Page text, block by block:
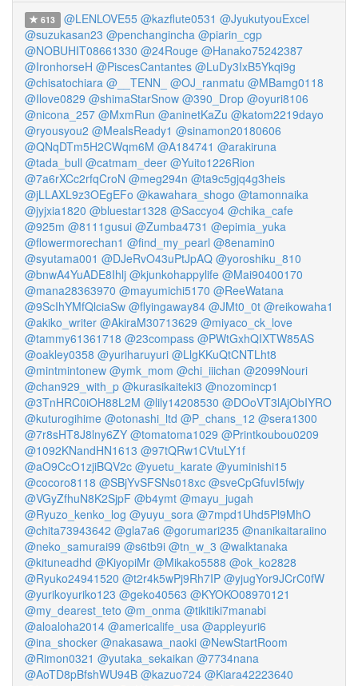
613 @LENLOVE55 @kazflute0531 @JyukutyouExcel
@suzukasan23 @penchangincha @piarin_cgp
@NOBUHIT08661330 @24Rouge @Hanako75242387
@IronhorseH @PiscesCantantes @LuDy3IxB5Ykqi9g
@chisatochiara @__TENN_ @OJ_ranmatu @MBamg0118
@Ilove0829 @shimaStarSnow @390_Drop @oyuri8106
@nicona_257 @MxmRun @aninetKaZu @katom2219dayo
@ryousyou2 @MealsReady1 @sinamon20180606
@QNqDTm5H2CWqm6M @A184741 @arakiruna
@tada_bull @catmam_deer @Yuito1226Rion
@7a6rXCc2rfqCroN @meg294n @ta9c5gjq4g3heis
@jLLAXL9z3OEgEFo @kawahara_shogo @tamonnaika
@jyjxia1820 @bluestar1328 @Saccyo4 @chika_cafe
@925m @8111gusui @Zumba4731 @epimia_yuka
@flowermorechan1 @find_my_pearl @8enamin0
@syutama001 @DJeRvO43uPtJpAQ @yoroshiku_810
@bnwA4YuADE8Ihlj @kjunkohappylife @Mai90400170
@mana28363970 @mayumichi5170 @ReeWatana
@9ScIhYMfQlciaSw @flyingaway84 @JMt0_0t @reikowaha1
@akiko_writer @AkiraM30713629 @miyaco_ck_love
@tammy61361718 @23compass @PWtGxhQIXTW85AS
@oakley0358 @yuriharuyuri @LlgKKuQtCNTLht8
@mintmintonew @ymk_mom @chi_iiichan @2099Nouri
@chan929_with_p @kurasikaiteki3 @nozomincp1
@3TnHRC0iOH88L2M @lily14208530 @DOoVT3lAjObIYRO
@kuturogihime @otonashi_ltd @P_chans_12 @sera1300
@7r8sHT8J8lny6ZY @tomatoma1029 @Printkoubou0209
@1092KNandHN1613 @97tQRw1CVtuLY1f
@aO9CcO1zjiBQV2c @yuetu_karate @yuminishi15
@cocoro8118 @SBjYvSFSNs018xc @sveCpGfuvI5fwjy
@VGyZfhuN8K2SjpF @b4ymt @mayu_jugah
@Ryuzo_kenko_log @yuyu_sora @7mpd1Uhd5Pl9MhO
@chita73943642 @gla7a6 @gorumari235 @nanikaitaraiino
@neko_samurai99 @s6tb9i @tn_w_3 @walktanaka
@kituneadhd @KiyopiMr @Mikako5588 @ok_ko2828
@Ryuko24941520 @t2r4k5wPj9Rh7IP @yjugYor9JCrC0fW
@yurikoyuriko123 @geko40563 @KYOKO08970121
@my_dearest_teto @m_onma @tikitiki7manabi
@aloaloha2014 @americalife_usa @appleyuri6
@ina_shocker @nakasawa_naoki @NewStartRoom
@Rimon0321 @yutaka_sekaikan @7734nana
@AoTD8pBfshWU94B @kazuo724 @Kiara42223640